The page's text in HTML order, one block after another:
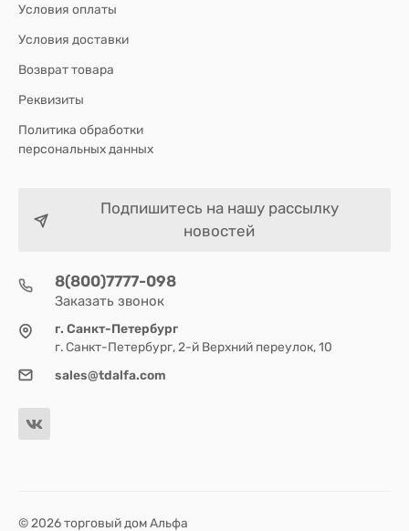
Условия оплаты
Условия доставки
Возврат товара
Реквизиты
Политика обработки
персональных данных
Подпишитесь на нашу рассылку
новостей
8(800)7777-098
Заказать звонок
г. Санкт-Петербург
г. Санкт-Петербург, 2-й Верхний переулок, 10
sales@tdalfa.com
© 2026 торговый дом Альфа